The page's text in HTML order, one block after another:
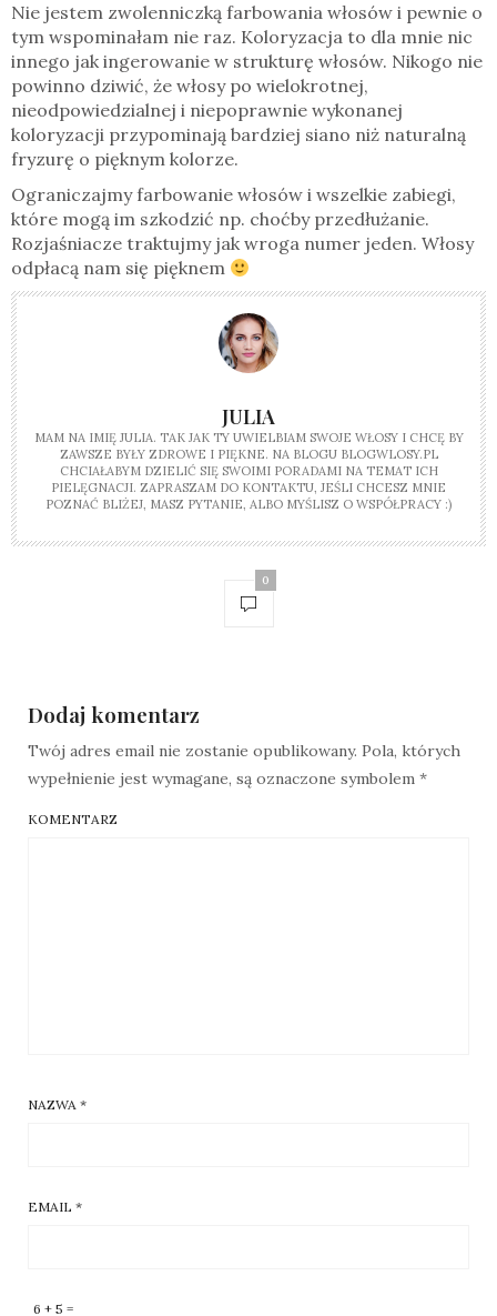
Nie jestem zwolenniczką farbowania włosów i pewnie o
tym wspominałam nie raz. Koloryzacja to dla mnie nic
innego jak ingerowanie w strukturę włosów. Nikogo nie
powinno dziwić, że włosy po wielokrotnej,
nieodpowiedzialnej i niepoprawnie wykonanej
koloryzacji przypominają bardziej siano niż naturalną
fryzurę o pięknym kolorze.
Ograniczajmy farbowanie włosów i wszelkie zabiegi,
które mogą im szkodzić np. choćby przedłużanie.
Rozjaśniacze traktujmy jak wroga numer jeden. Włosy
odpłacą nam się pięknem
JULIA
MAM NA IMIĘ JULIA. TAK JAK TY UWIELBIAM SWOJE WŁOSY I CHCĘ BY
ZAWSZE BYŁY ZDROWE I PIĘKNE. NA BLOGU BLOGWLOSY.PL
CHCIAŁABYM DZIELIĆ SIĘ SWOIMI PORADAMI NA TEMAT ICH
PIELĘGNACJI. ZAPRASZAM DO KONTAKTU, JEŚLI CHCESZ MNIE
POZNAĆ BLIŻEJ, MASZ PYTANIE, ALBO MYŚLISZ O WSPÓŁPRACY :)
0
Dodaj komentarz
Twój adres email nie zostanie opublikowany. Pola, których
wypełnienie jest wymagane, są oznaczone symbolem *
KOMENTARZ
NAZWA *
EMAIL *
6 + 5 =